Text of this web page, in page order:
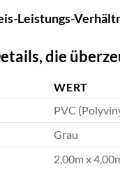
Leistungs-
die
WERT
PVC
Grau
2,00m x